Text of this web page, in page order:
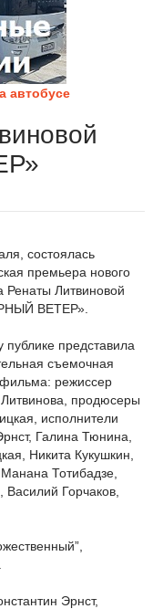
автобусе
состоялась
премьера нового
Литвиновой
ВЕТЕР».
публике представила
съемочная
фильма: режиссер
продюсеры
исполнители
Галина Тюнина,
Никита Кукушкин,
Тотибадзе,
Горчаков,
Эрнст,